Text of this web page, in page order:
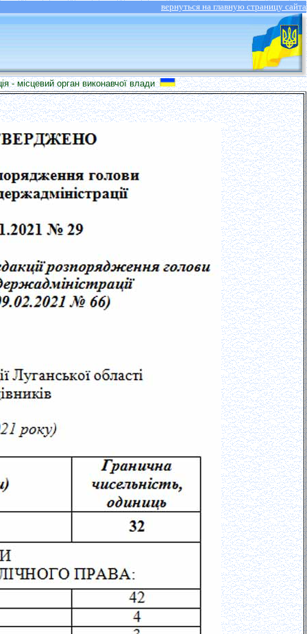
вернуться на главную страницу сайта
орган виконавчої влади